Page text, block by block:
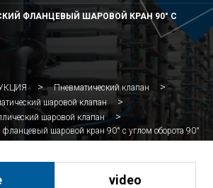
ФЛАНЦЕВЫЙ ШАРОВОЙ КРАН 90° С
Пневматический клапан
шаровой клапан
шаровой клапан
шаровой кран 90° с углом оборота 90°
video